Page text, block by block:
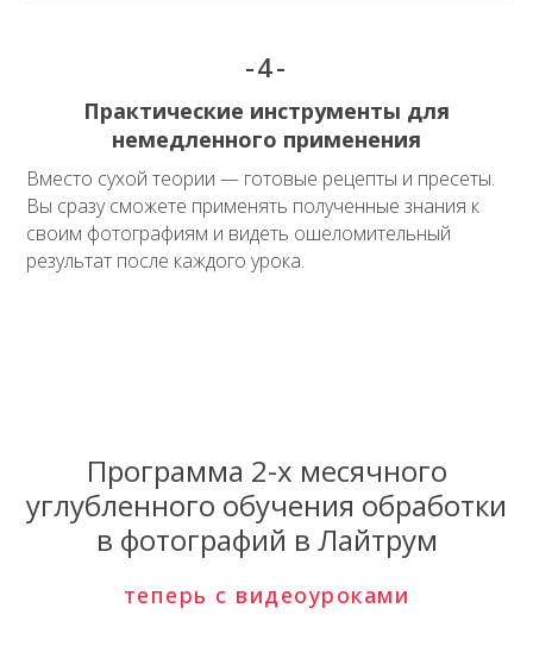
-4-
Практические инструменты для
немедленного применения
Вместо сухой теории — готовые рецепты и пресеты.
Вы сразу сможете применять полученные знания к
своим фотографиям и видеть ошеломительный
результат после каждого урока.
Программа 2-х месячного
углубленного обучения обработки
в фотографий в Лайтрум
теперь с видеоуроками